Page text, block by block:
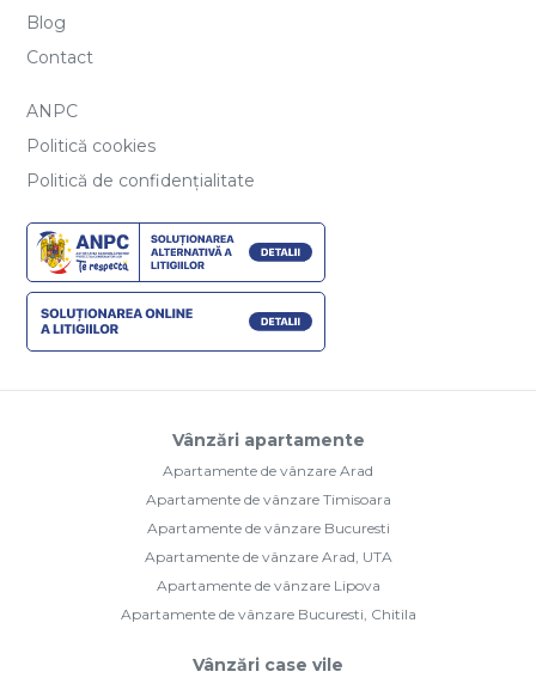
Blog
Contact
ANPC
Politică cookies
Politică de confidențialitate
Vânzări apartamente
Apartamente de vânzare Arad
Apartamente de vânzare Timisoara
Apartamente de vânzare Bucuresti
Apartamente de vânzare Arad, UTA
Apartamente de vânzare Lipova
Apartamente de vânzare Bucuresti, Chitila
Vânzări case vile